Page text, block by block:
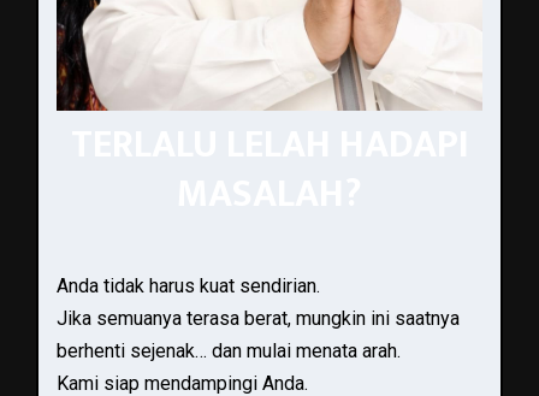
Anda tidak harus kuat sendirian.
Jika semuanya terasa berat, mungkin ini saatnya
berhenti sejenak… dan mulai menata arah.
Kami siap mendampingi Anda.